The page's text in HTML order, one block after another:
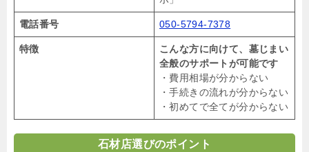
電話番号 050-5794-7378
特徴
こんな方に向けて、墓じまい
全般のサポートが可能です
・費用相場が分からない
・手続きの流れが分からない
・初めてで全てが分からない
石材店選びのポイント